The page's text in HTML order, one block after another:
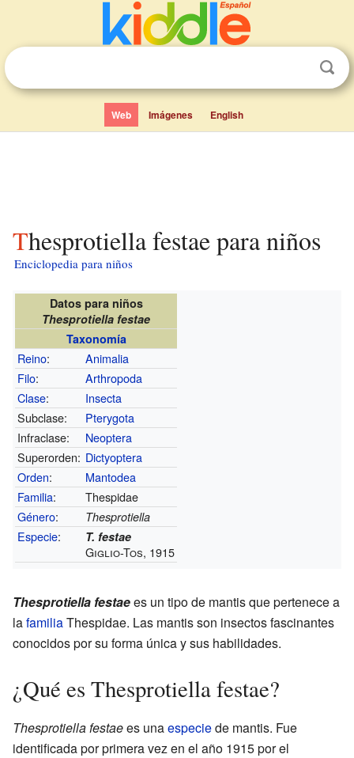
Web Imágenes English
Thesprotiella festae para niños
Enciclopedia para niños
Datos para niños
Thesprotiella festae
Taxonomía
Reino:
Animalia
Filo:
Arthropoda
Clase:
Insecta
Subclase:
Pterygota
Infraclase:
Neoptera
Superorden: Dictyoptera
Orden:
Mantodea
Familia:
Thespidae
Género: Thesprotiella
Especie: T. festae
Giglio-Tos, 1915
Thesprotiella festaees un tipo de mantis que pertenece a
lafamiliaThespidae. Las mantis son insectos fascinantes
conocidos por su forma única y sus habilidades.
¿Qué es Thesprotiella festae?
Thesprotiella festaees unaespeciede mantis. Fue
identificada por primera vez en el año 1915 por el